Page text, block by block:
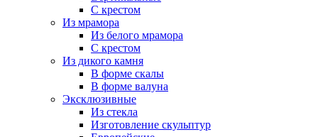
С крестом
Из мрамора
Из белого мрамора
С крестом
Из дикого камня
В форме скалы
В форме валуна
Эксклюзивные
Из стекла
Изготовление скульптур